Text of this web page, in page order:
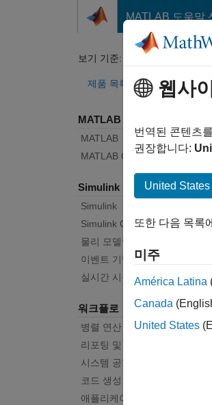
MATLAB 도움말
보기 기준:
제품 목록
MATLAB 사용
MATLAB
MATLAB Copilot
Simulink 사용
Simulink
Simulink Copilot
물리 모델링
이벤트 기반 모델링
실시간 시뮬레이션 및 테스트
워크플로
병렬 연산
리포팅 및 데이터베이스 액세스
시스템 공학
코드 생성
애플리케이션 배포
웹사
번역된 콘텐츠
권장합니다:
United States
또한 다음 목록
미주
América Latina
Canada
United States